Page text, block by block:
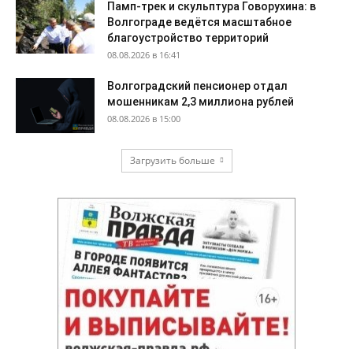
Памп-трек и скульптура Говорухина: в
Волгограде ведётся масштабное
благоустройство территорий
08.08.2026 в 16:41
Волгоградский пенсионер отдал
мошенникам 2,3 миллиона рублей
08.08.2026 в 15:00
Загрузить больше